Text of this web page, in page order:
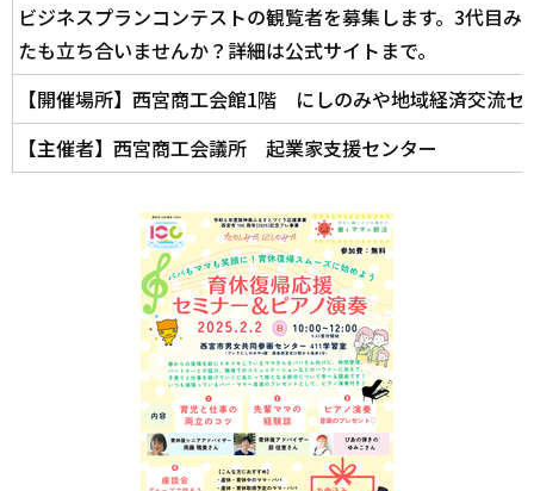
ビジネスプランコンテストの観覧者を募集します。3代目
たも立ち合いませんか？詳細は公式サイトまで。
【開催場所】西宮商工会館1階 にしのみや地域経済交流セ
【主催者】西宮商工会議所 起業家支援センター